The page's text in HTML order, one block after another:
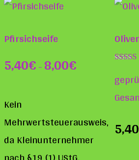
Pfirsichseife
5,40€–8,00€
Kein
Mehrwertsteuerausweis,
da Kleinunternehmer
5.00
von 5
5,40